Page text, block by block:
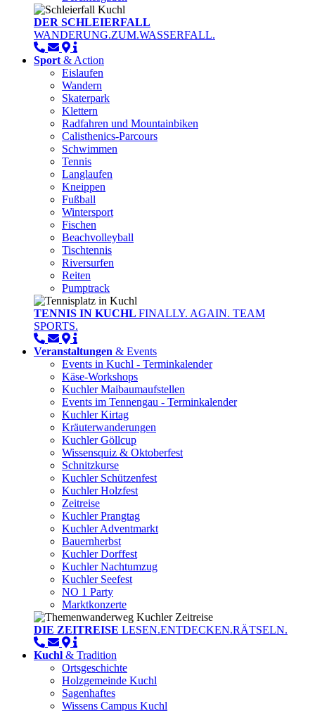
DER SCHLEIERFALL
WANDERUNG.ZUM.WASSERFALL.
Sport& Action
Eislaufen
Wandern
Skaterpark
Klettern
Radfahren und Mountainbiken
Calisthenics-Parcours
Schwimmen
Tennis
Langlaufen
Kneippen
Fußball
Wintersport
Fischen
Beachvolleyball
Tischtennis
Riversurfen
Reiten
Pumptrack
TENNIS IN KUCHL FINALLY. AGAIN. TEAM
SPORTS.
Veranstaltungen & Events
Events in Kuchl - Terminkalender
Käse-Workshops
Kuchler Maibaumaufstellen
Events im Tennengau - Terminkalender
Kuchler Kirtag
Kräuterwanderungen
Kuchler Göllcup
Wissensquiz & Oktoberfest
Schnitzkurse
Kuchler Schützenfest
Kuchler Holzfest
Zeitreise
Kuchler Prangtag
Kuchler Adventmarkt
Bauernherbst
Kuchler Dorffest
Kuchler Nachtumzug
Kuchler Seefest
NO 1 Party
Marktkonzerte
DIE ZEITREISE LESEN.ENTDECKEN.RÄTSELN.
Kuchl & Tradition
Ortsgeschichte
Holzgemeinde Kuchl
Sagenhaftes
Wissens Campus Kuchl